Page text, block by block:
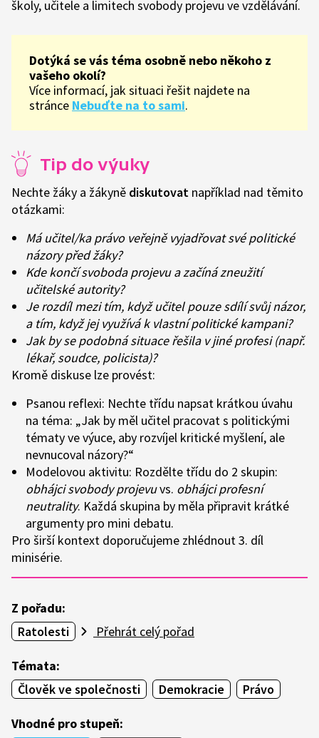
školy, učitele a limitech svobody projevu ve vzdělávání.
Dotýká se vás téma osobně nebo někoho z
vašeho okolí?
Více informací, jak situaci řešit najdete na
stránce Nebuďte na to sami.
Tip do výuky
Nechte žáky a žákyně diskutovat například nad těmito
otázkami:
Má učitel/ka právo veřejně vyjadřovat své politické
názory před žáky?
Kde končí svoboda projevu a začíná zneužití
učitelské autority?
Je rozdíl mezi tím, když učitel pouze sdílí svůj názor,
a tím, když jej využívá k vlastní politické kampani?
Jak by se podobná situace řešila v jiné profesi (např.
lékař, soudce, policista)?
Kromě diskuse lze provést:
Psanou reflexi: Nechte třídu napsat krátkou úvahu
na téma: „Jak by měl učitel pracovat s politickými
tématy ve výuce, aby rozvíjel kritické myšlení, ale
nevnucoval názory?“
Modelovou aktivitu: Rozdělte třídu do 2 skupin:
obhájci svobody projevuvs. obhájci profesní
neutrality. Každá skupina by měla připravit krátké
argumenty pro mini debatu.
Pro širší kontext doporučujeme zhlédnout 3. díl
minisérie.
Z pořadu:
Ratolesti
Přehrát celý pořad
Témata:
Člověk ve společnosti
Demokracie Právo
Vhodné pro stupeň: